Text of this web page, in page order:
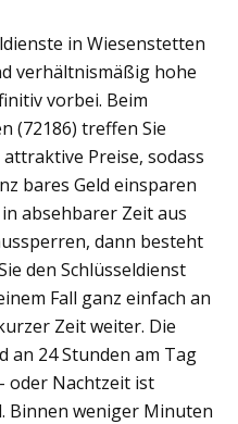
in Wiesenstetten
verhältnismäßig hohe
vorbei. Beim
(72186) treffen Sie
Preise, sodass
bares Geld einsparen
absehbarer Zeit aus
dann besteht
den Schlüsseldienst
Fall ganz einfach an
Zeit weiter. Die
an 24 Stunden am Tag
oder Nachtzeit ist
Binnen weniger Minuten